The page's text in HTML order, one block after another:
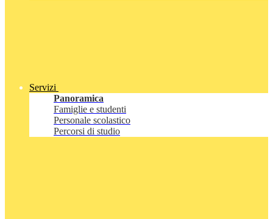
Servizi
Panoramica
Famiglie e studenti
Personale scolastico
Percorsi di studio